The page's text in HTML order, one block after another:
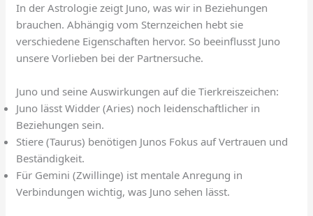
In der Astrologie zeigt Juno, was wir in Beziehungen
brauchen. Abhängig vom Sternzeichen hebt sie
verschiedene Eigenschaften hervor. So beeinflusst Juno
unsere Vorlieben bei der Partnersuche.
Juno und seine Auswirkungen auf die Tierkreiszeichen:
Juno lässt Widder (Aries) noch leidenschaftlicher in
Beziehungen sein.
Stiere (Taurus) benötigen Junos Fokus auf Vertrauen und
Beständigkeit.
Für Gemini (Zwillinge) ist mentale Anregung in
Verbindungen wichtig, was Juno sehen lässt.